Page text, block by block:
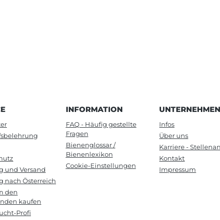
und Versand
nach Österreich
den
kaufen
Profi
INFORMATION
FAQ - Häufig gestellte
Fragen
Bienenglossar /
Bienenlexikon
Cookie-Einstellungen
UNTERNEHMEN
Infos
Über uns
Karriere -
Kontakt
Impressum